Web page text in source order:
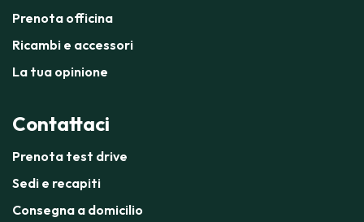
Prenota officina
Ricambi e accessori
La tua opinione
Contattaci
Prenota test drive
Sedi e recapiti
Consegna a domicilio